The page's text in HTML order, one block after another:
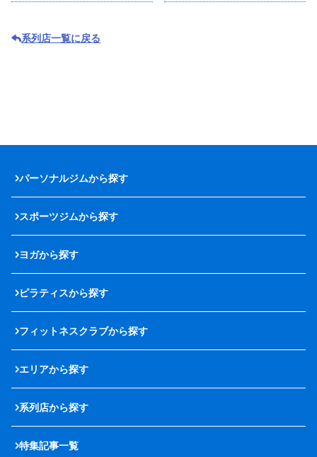
系列店一覧に戻る
パーソナルジムから探す
スポーツジムから探す
ヨガから探す
ピラティスから探す
フィットネスクラブから探す
エリアから探す
系列店から探す
特集記事一覧